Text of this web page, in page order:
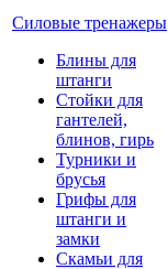
Силовые тренажеры
Блины для
штанги
Стойки для
гантелей,
блинов, гирь
Турники и
брусья
Грифы для
штанги и
замки
Скамьи для